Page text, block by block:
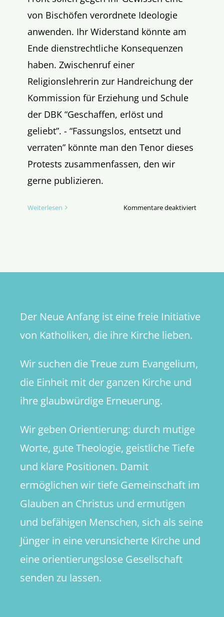
von Bischöfen verordnete Ideologie
anwenden. Ihr Widerstand könnte am
Ende dienstrechtliche Konsequenzen
haben. Zwischenruf einer
Religionslehrerin zur Handreichung der
Kommission für Erziehung und Schule
der DBK “Geschaffen, erlöst und
geliebt”. - “Fassungslos, entsetzt und
verraten” könnte man den Tenor dieses
Protests zusammenfassen, den wir
gerne publizieren.
Weiterlesen Kommentare deaktiviertfür
Der Neue Anfang ist eine freie Initiative
von Katholiken, die ihre Kirche lieben.
Wir suchen die Treue zum Evangelium,
die Einheit mit der ganzen Kirche und
ihre glaubwürdige Erneuerung.
Wir geben Orientierung: durch mutige
Worte, gute Theologie, geistliche Tiefe
und klare Positionen. Damit
ermöglichen wir tiefe Gemeinschaft im
Glauben an Christus und ermutigen
und befähigen Menschen, sich als seine
Jünger in eine verunsicherte Kirche und
eine orientierungslose Gesellschaft
senden zu lassen.